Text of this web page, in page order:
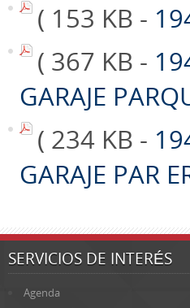
( 153 KB -
( 367 KB -
GARAJE
( 234 KB -
GARAJE PAR
SERVICIOS DE INTERÉS
Agenda